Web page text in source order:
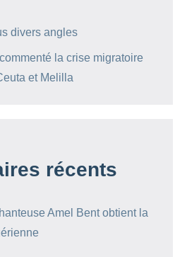
divers angles
la crise migratoire
et Melilla
récents
Amel Bent obtient la